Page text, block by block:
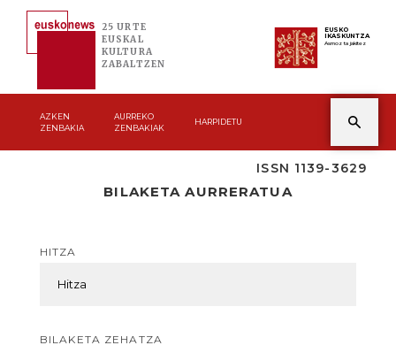
25 URTE
EUSKAL
KULTURA
ZABALTZEN
EUSKO
IKASKUNTZA
Asmoz ta jakitez
AZKEN
ZENBAKIA
AURREKO
ZENBAKIAK
HARPIDETU
ISSN 1139-3629
BILAKETA AURRERATUA
HITZA
BILAKETA ZEHATZA